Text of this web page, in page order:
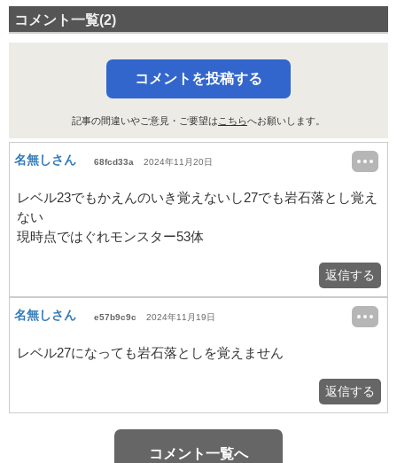
コメント一覧(2)
コメントを投稿する
記事の間違いやご意見・ご要望は こちらへお願いします。
名無しさん 68fcd33a 2024年11月20日
レベル23でもかえんのいき覚えないし27でも岩石落とし覚え
ない
現時点ではぐれモンスター53体
返信する
名無しさん e57b9c9c 2024年11月19日
レベル27になっても岩石落としを覚えません
返信する
コメント一覧へ